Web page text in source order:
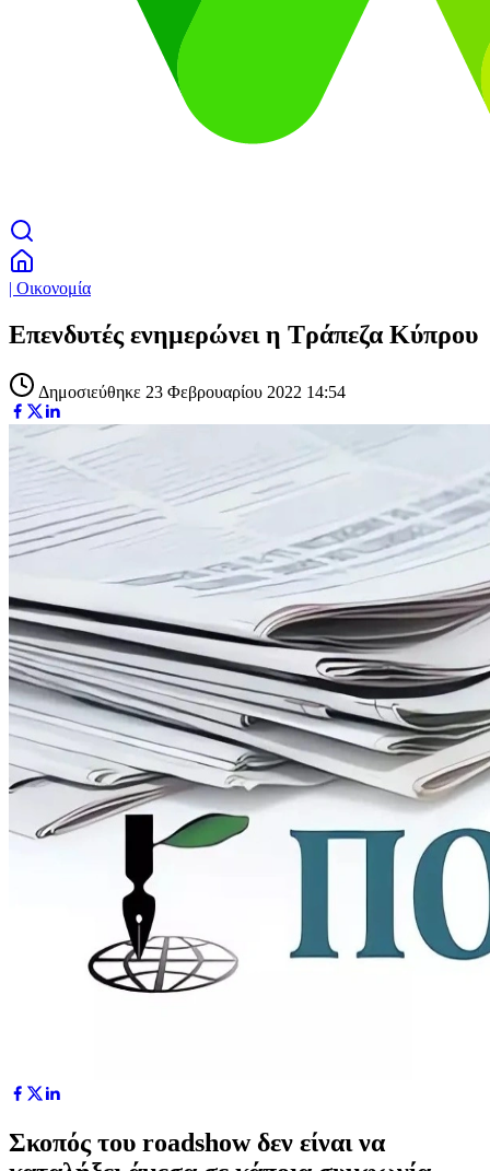
| Οικονομία
Επενδυτές ενημερώνει η Τράπεζα Κύπρου
Δημοσιεύθηκε 23 Φεβρουαρίου 2022 14:54
Σκοπός του roadshow δεν είναι να